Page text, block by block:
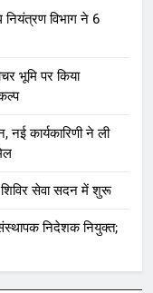
नियंत्रण विभाग ने 6
भूमि पर किया
नई कार्यकारिणी ने ली
शिविर सेवा सदन में शुरू
निदेशक नियुक्त;